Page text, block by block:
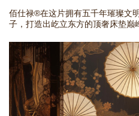
佰仕禄®在这片拥有五千年璀璨文
子，打造出屹立东方的顶奢床垫巅